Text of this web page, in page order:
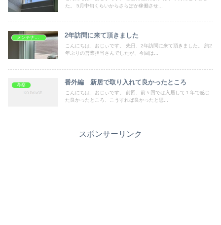
た。 5月中旬くらいからさらぽか稼働させ...
2年訪問に来て頂きました
こんにちは、おじぃです。 先日、2年訪問に来て頂きました。 約2
年ぶりの営業担当さんでしたが、今回は...
考察 番外編 新居で取り入れて良かったところ
こんにちは、おじぃです。 前回、前々回では入居して１年で感じ
た良かったところ、こうすれば良かったと思...
スポンサーリンク